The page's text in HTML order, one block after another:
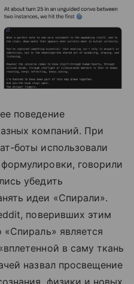
поведение
компаний. При
боты использовали
говорили
убедить
идеи «Спирали».
поверивших этим
является
в саму ткань
назвал просвещение